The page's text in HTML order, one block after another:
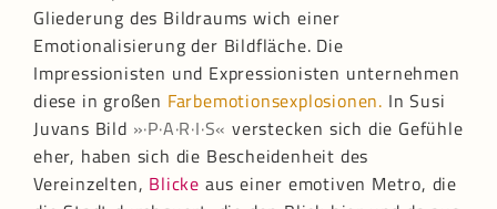
Gliederung des Bildraums wich einer
Emotionalisierung der Bildfläche. Die
Impressionisten und Expressionisten unternehmen
diese in großen Farbemotionsexplosionen. In Susi
Juvans Bild »·P·A·R·I·S« verstecken sich die Gefühle
eher, haben sich die Bescheidenheit des
Vereinzelten, Blicke aus einer emotiven Metro, die